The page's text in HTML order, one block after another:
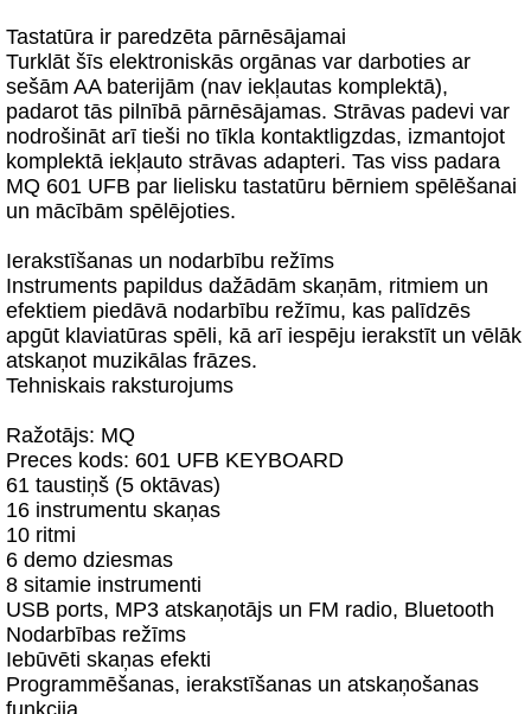
Tastatūra ir paredzēta pārnēsājamai
Turklāt šīs elektroniskās orgānas var darboties ar
sešām AA baterijām (nav iekļautas komplektā),
padarot tās pilnībā pārnēsājamas. Strāvas padevi var
nodrošināt arī tieši no tīkla kontaktligzdas, izmantojot
komplektā iekļauto strāvas adapteri. Tas viss padara
MQ 601 UFB par lielisku tastatūru bērniem spēlēšanai
un mācībām spēlējoties.
Ierakstīšanas un nodarbību režīms
Instruments papildus dažādām skaņām, ritmiem un
efektiem piedāvā nodarbību režīmu, kas palīdzēs
apgūt klaviatūras spēli, kā arī iespēju ierakstīt un vēlāk
atskaņot muzikālas frāzes.
Tehniskais raksturojums
Ražotājs: MQ
Preces kods: 601 UFB KEYBOARD
61 taustiņš (5 oktāvas)
16 instrumentu skaņas
10 ritmi
6 demo dziesmas
8 sitamie instrumenti
USB ports, MP3 atskaņotājs un FM radio, Bluetooth
Nodarbības režīms
Iebūvēti skaņas efekti
Programmēšanas, ierakstīšanas un atskaņošanas
funkcija